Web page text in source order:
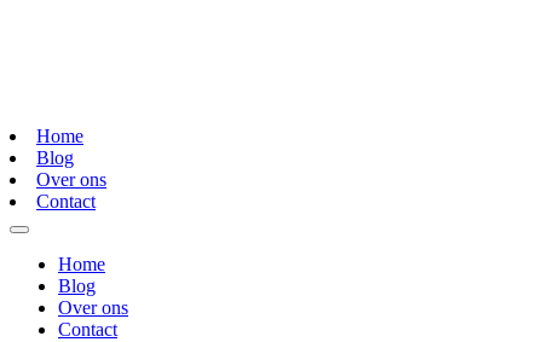
Home
Blog
Over ons
Contact
Home
Blog
Over ons
Contact